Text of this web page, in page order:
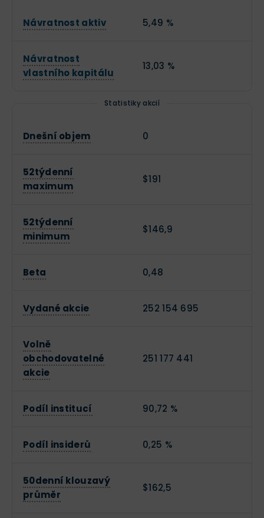
Návratnost aktiv 5,49 %
Návratnost
vlastního kapitálu
13,03 %
Statistiky akcií
Dnešní objem 0
52týdenní
maximum
$191
52týdenní
minimum
$146,9
Beta 0,48
Vydané akcie 252 154 695
Volně
obchodovatelné
akcie
251 177 441
Podíl institucí 90,72 %
Podíl insiderů 0,25 %
50denní klouzavý
průměr
$162,5